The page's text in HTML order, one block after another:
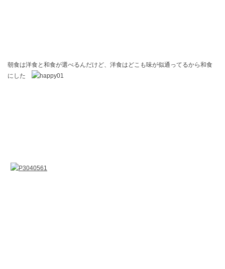
朝食は洋食と和食が選べるんだけど、洋食はどこも味が似通ってるから和食
にした